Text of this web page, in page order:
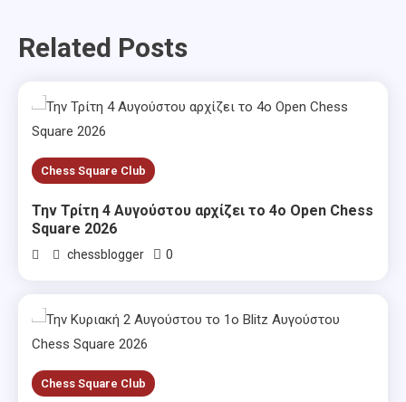
Related Posts
Chess Square Club
Την Τρίτη 4 Αυγούστου αρχίζει το 4ο Open Chess
Square 2026
chessblogger 0
Chess Square Club